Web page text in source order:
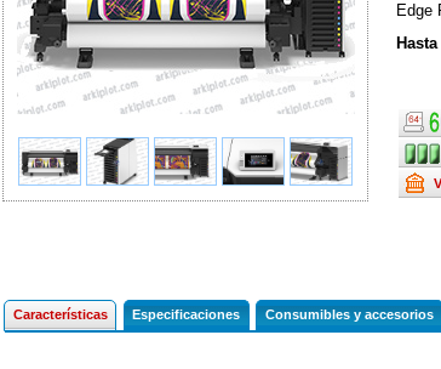
Edge
Ancho
En
Renting
Características Especificaciones Consumibles y accesorios